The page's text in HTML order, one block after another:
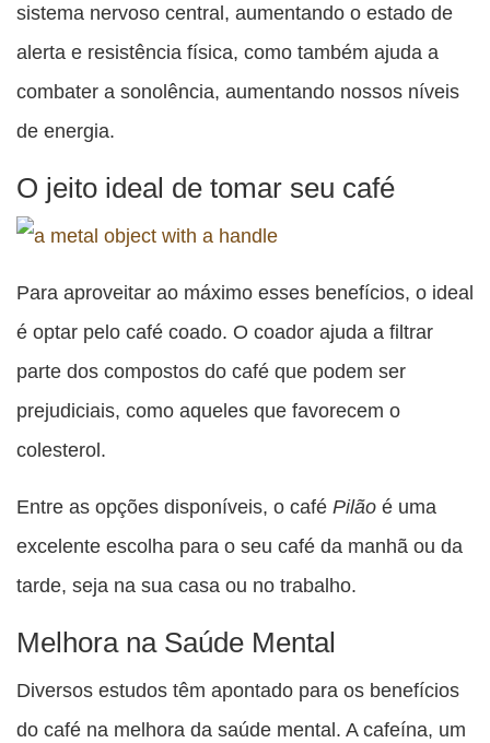
sistema nervoso central, aumentando o estado de
alerta e resistência física, como também ajuda a
combater a sonolência, aumentando nossos níveis
de energia.
O jeito ideal de tomar seu café
Para aproveitar ao máximo esses benefícios, o ideal
é optar pelo café coado. O coador ajuda a filtrar
parte dos compostos do café que podem ser
prejudiciais, como aqueles que favorecem o
colesterol.
Entre as opções disponíveis, o café Pilão é uma
excelente escolha para o seu café da manhã ou da
tarde, seja na sua casa ou no trabalho.
Melhora na Saúde Mental
Diversos estudos têm apontado para os benefícios
do café na melhora da saúde mental. A cafeína, um